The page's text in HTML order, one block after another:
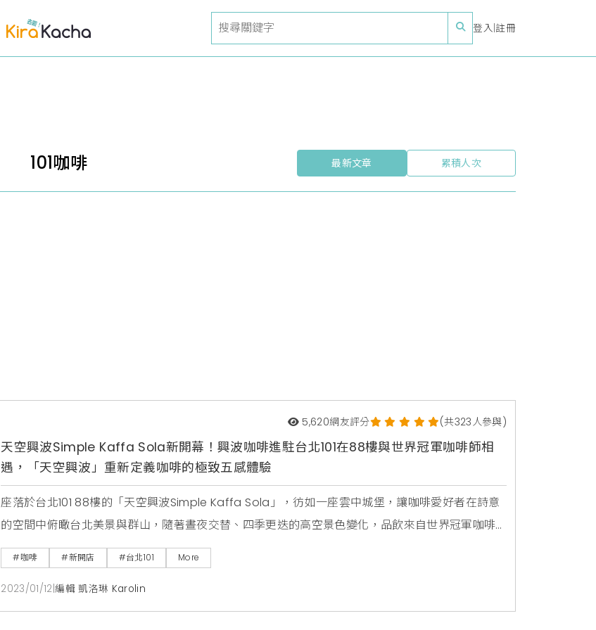
登入 註冊
101咖啡 最新文章 累積人次
5,620網友評分 (共323人參與)
天空興波Simple Kaffa Sola新開幕！興波咖啡進駐台北101在88樓與世界冠軍咖啡師相
遇，「天空興波」重新定義咖啡的極致五感體驗
座落於台北101 88樓的「天空興波Simple Kaffa Sola」，彷如一座雲中城堡，讓咖啡愛好者在詩意
的空間中俯瞰台北美景與群山，隨著晝夜交替、四季更迭的高空景色變化，品飲來自世界冠軍咖啡
大師的咖啡。台北101身為台灣地標，一直以來是世界認識台灣的起點，最具指標的台北101與世界冠
軍興波咖啡的強強聯手，「天空興波」不僅將重新定義咖啡的極致五感體驗，相信也將成為讓世界
看見台灣咖啡品牌深厚實力
#咖啡 #新開店 #台北101 More
2023/01/12 |編輯 凱洛琳 Karolin